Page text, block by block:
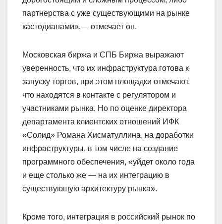
партнерства с уже существующими на рынке
кастодианами»,— отмечает он.
Московская биржа и СПБ Биржа выражают
уверенность, что их инфраструктура готова к
запуску торгов, при этом площадки отмечают,
что находятся в контакте с регулятором и
участниками рынка. Но по оценке директора
департамента клиентских отношений ИФК
«Солид» Романа Хисматуллина, на доработки
инфраструктуры, в том числе на создание
программного обеспечения, «уйдет около года
и еще столько же — на их интеграцию в
существующую архитектуру рынка».
Кроме того, интеграция в российский рынок по